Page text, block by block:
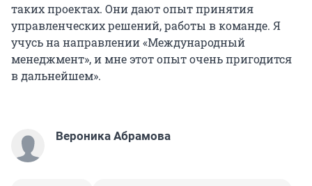
таких проектах. Они дают опыт принятия
управленческих решений, работы в команде. Я
учусь на направлении «Международный
менеджмент», и мне этот опыт очень пригодится
в дальнейшем».
Вероника Абрамова